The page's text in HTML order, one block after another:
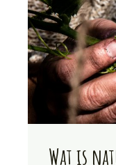
Wat is